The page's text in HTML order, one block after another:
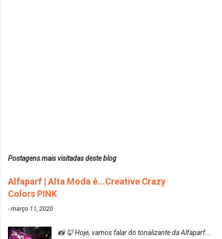
Postagens mais visitadas deste blog
Alfaparf | Alta Moda é...Creative Crazy
Colors PINK
-março 11, 2020
📸 🦊 Hoje, vamos falar do tonalizante da Alfaparf...